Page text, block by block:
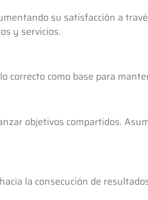
su satisfacción a
y servicios.
correcto como base para
objetivos compartidos.
la consecución de